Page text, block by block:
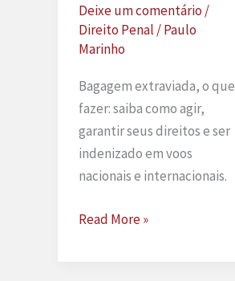
Deixe um comentário /
Direito Penal /Paulo
Marinho
Bagagem extraviada, o que
fazer: saiba como agir,
garantir seus direitos e ser
indenizado em voos
nacionais e internacionais.
Liberdade
Read More »